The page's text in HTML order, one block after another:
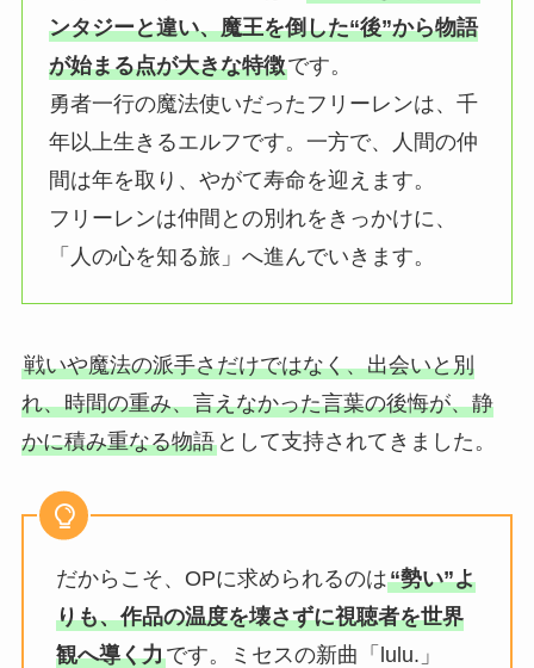
ンタジーと違い、魔王を倒した“後”から物語
が始まる点が大きな特徴です。
勇者一行の魔法使いだったフリーレンは、千
年以上生きるエルフです。一方で、人間の仲
間は年を取り、やがて寿命を迎えます。
フリーレンは仲間との別れをきっかけに、
「人の心を知る旅」へ進んでいきます。
戦いや魔法の派手さだけではなく、出会いと別
れ、時間の重み、言えなかった言葉の後悔が、静
かに積み重なる物語として支持されてきました。
だからこそ、OPに求められるのは“勢い”よ
りも、作品の温度を壊さずに視聴者を世界
観へ導く力です。ミセスの新曲「lulu.」